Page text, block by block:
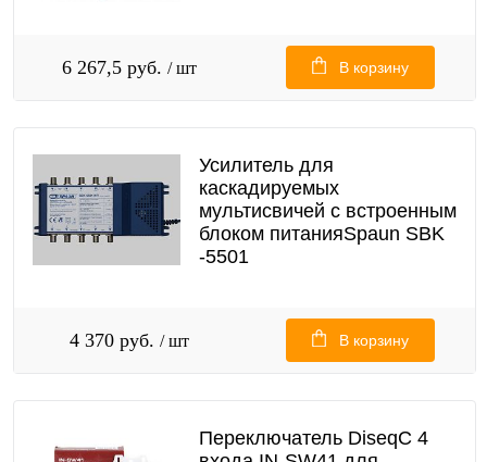
6 267,5 руб. / шт В корзину
Усилитель для
каскадируемых
мультисвичей c встроенным
блоком питанияSpaun SBK
-5501
4 370 руб. / шт В корзину
Переключатель DiseqC 4